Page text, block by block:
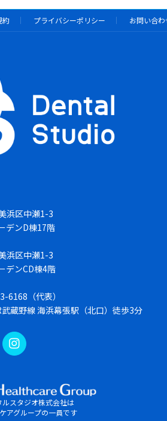
約 プライバシーポリシー お問い合わ
浜区中瀬1-3
デンD棟17階
浜区中瀬1-3
デンCD棟4階
6168（代表）
蔵野線 海浜幕張駅（北口）徒歩3分
ルスタジオ株式会社は
アグループの一員です